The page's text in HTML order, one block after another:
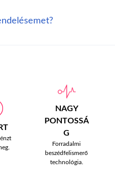
NAGY
PONTOSSÁ
G
Forradalmi
beszédfelismerő
technológia.